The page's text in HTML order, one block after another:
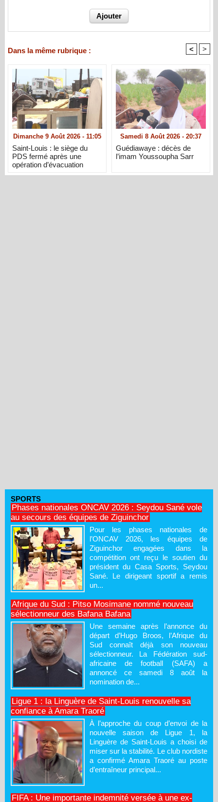
Dans la même rubrique : < >
Dimanche 9 Août 2026 - 11:05
Saint-Louis : le siège du
PDS fermé après une
opération d’évacuation
Samedi 8 Août 2026 - 20:37
Guédiawaye : décès de
l’imam Youssoupha Sarr
SPORTS
Phases nationales ONCAV 2026 : Seydou Sané vole
au secours des équipes de Ziguinchor
Pour les phases nationales de
l’ONCAV 2026, les équipes de
Ziguinchor engagées dans la
compétition ont reçu le soutien du
président du Casa Sports, Seydou
Sané. Le dirigeant sportif a remis
un...
Afrique du Sud : Pitso Mosimane nommé nouveau
sélectionneur des Bafana Bafana
Une semaine après l’annonce du
départ d’Hugo Broos, l’Afrique du
Sud connaît déjà son nouveau
sélectionneur. La Fédération sud-
africaine de football (SAFA) a
annoncé ce samedi 8 août la
nomination de...
Ligue 1 : la Linguère de Saint-Louis renouvelle sa
confiance à Amara Traoré
À l’approche du coup d’envoi de la
nouvelle saison de Ligue 1, la
Linguère de Saint-Louis a choisi de
miser sur la stabilité. Le club nordiste
a confirmé Amara Traoré au poste
d’entraîneur principal...
FIFA : Une importante indemnité versée à une ex-